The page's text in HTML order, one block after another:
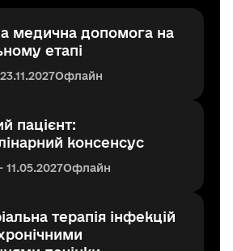
медична допомога на
етапі
Офлайн
пацієнт:
консенсус
11.05.2027Офлайн
терапія інфекцій